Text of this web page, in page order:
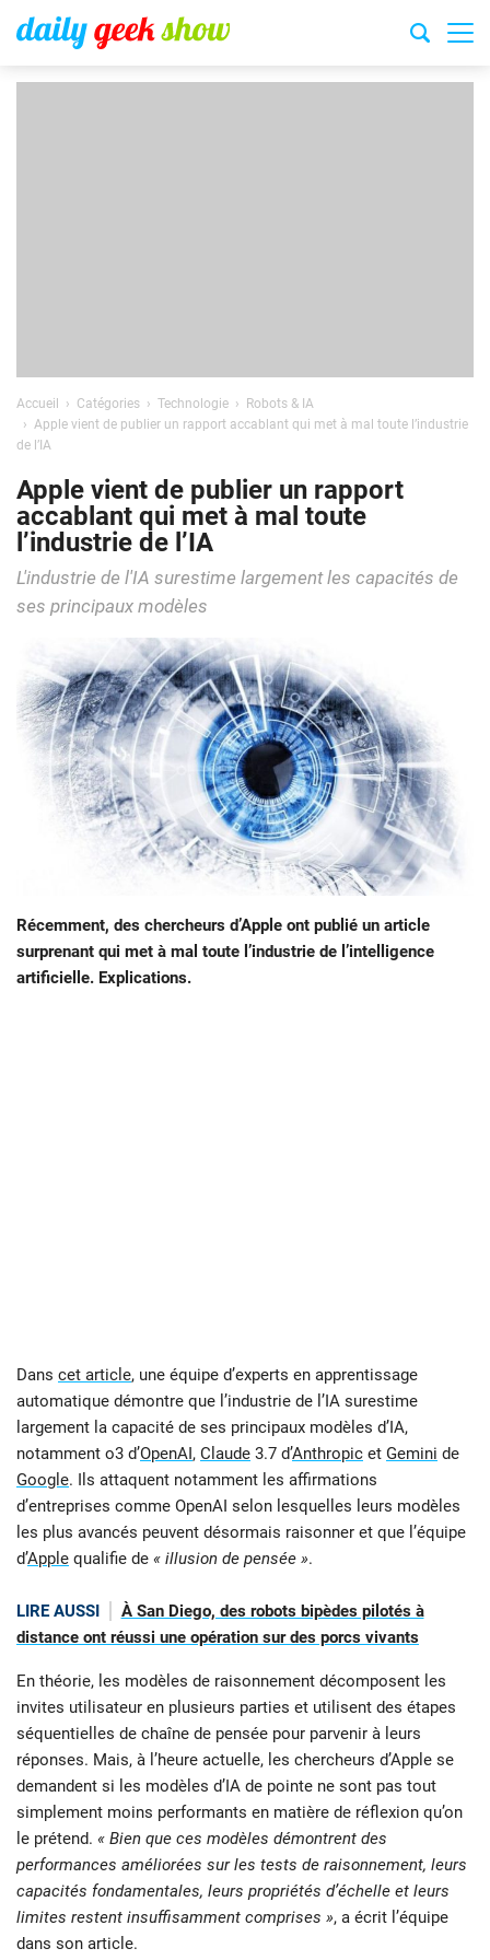
Accueil Catégories Technologie
Robots & IA
Apple vient de publier un rapport accablant qui met à mal toute l’industrie
de l’IA
Apple vient de publier un rapport
accablant qui met à mal toute
l’industrie de l’IA
L'industrie de l'IA surestime largement les capacités de
ses principaux modèles
Récemment, des chercheurs d’Apple ont publié un article
surprenant qui met à mal toute l’industrie de l’intelligence
artificielle. Explications.
Dans cet article, une équipe d’experts en apprentissage
automatique démontre que l’industrie de l’IA surestime
largement la capacité de ses principaux modèles d’IA,
notamment o3 d’OpenAI, Claude 3.7 d’Anthropic et Gemini de
Google. Ils attaquent notamment les affirmations
d’entreprises comme OpenAI selon lesquelles leurs modèles
les plus avancés peuvent désormais raisonner et que l’équipe
d’Apple qualifie de « illusion de pensée ».
LIRE AUSSI
À San Diego, des robots bipèdes pilotés à
distance ont réussi une opération sur des porcs vivants
En théorie, les modèles de raisonnement décomposent les
invites utilisateur en plusieurs parties et utilisent des étapes
séquentielles de chaîne de pensée pour parvenir à leurs
réponses. Mais, à l’heure actuelle, les chercheurs d’Apple se
demandent si les modèles d’IA de pointe ne sont pas tout
simplement moins performants en matière de réflexion qu’on
le prétend. « Bien que ces modèles démontrent des
performances améliorées sur les tests de raisonnement, leurs
capacités fondamentales, leurs propriétés d’échelle et leurs
limites restent insuffisamment comprises », a écrit l’équipe
dans son article.